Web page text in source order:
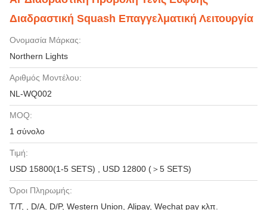
Διαδραστική Squash Επαγγελματική Λειτουργία
Ονομασία Μάρκας:
Northern Lights
Αριθμός Μοντέλου:
NL-WQ002
MOQ:
1 σύνολο
Τιμή:
USD 15800(1-5 SETS) , USD 12800 (＞5 SETS)
Όροι Πληρωμής:
Τ/Τ, , D/A, D/P, Western Union, Alipay, Wechat pay κλπ.